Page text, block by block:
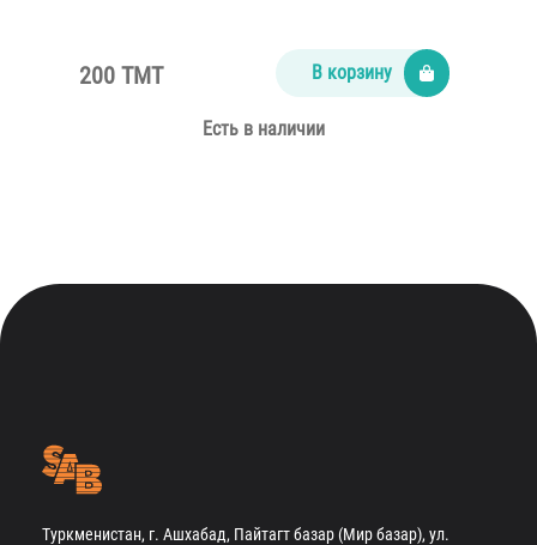
200 TMT В корзину
Есть в наличии
Туркменистан, г. Ашхабад, Пайтагт базар (Мир базар), ул.